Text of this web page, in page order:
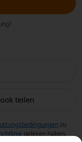
teilen
zu
gelesen haben.